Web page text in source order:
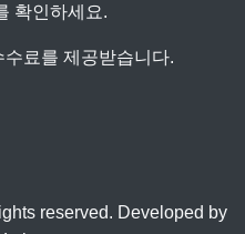
확인하세요.
료를 제공받습니다.
reserved. Developed by